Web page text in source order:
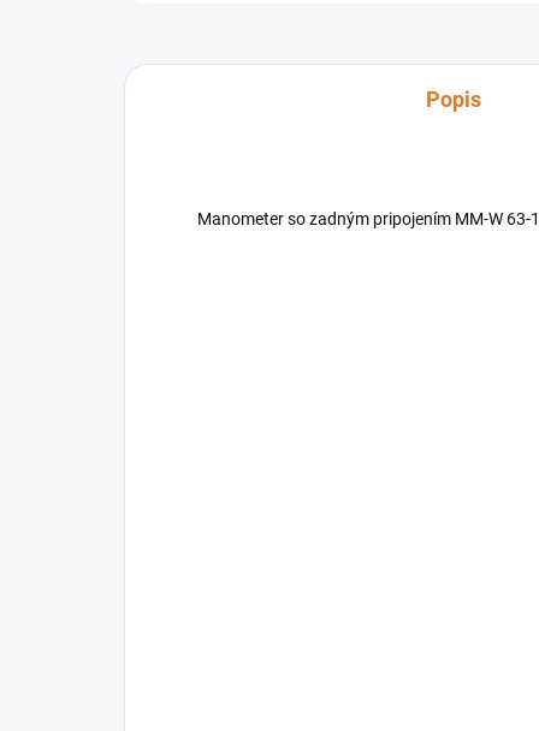
Popis
Manometer so zadným pripojením MM-W 63-